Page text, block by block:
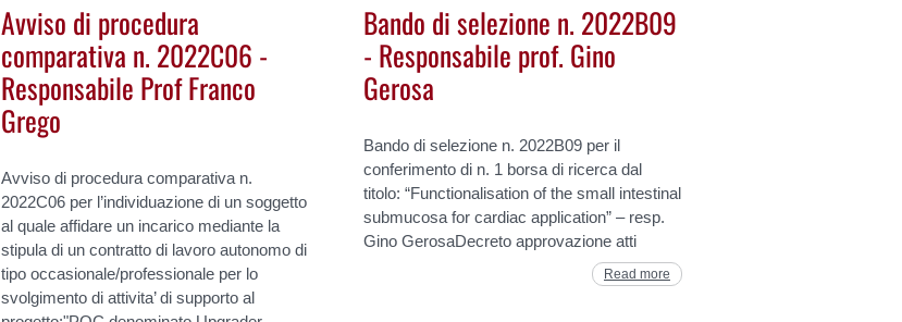
Avviso di procedura
comparativa n. 2022C06 -
Responsabile Prof Franco
Grego
Avviso di procedura comparativa n.
2022C06 per l’individuazione di un soggetto
al quale affidare un incarico mediante la
stipula di un contratto di lavoro autonomo di
tipo occasionale/professionale per lo
svolgimento di attivita’ di supporto al
Bando di selezione n. 2022B09
- Responsabile prof. Gino
Gerosa
Bando di selezione n. 2022B09 per il
conferimento di n. 1 borsa di ricerca dal
titolo: “Functionalisation of the small intestinal
submucosa for cardiac application” – resp.
Gino GerosaDecreto approvazione atti
Read more